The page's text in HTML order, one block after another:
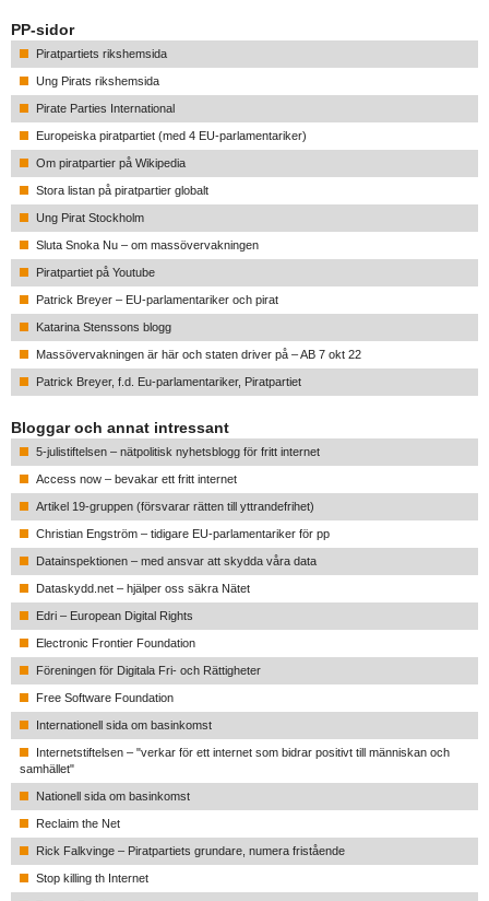
PP-sidor
Piratpartiets rikshemsida
Ung Pirats rikshemsida
Pirate Parties International
Europeiska piratpartiet (med 4 EU-parlamentariker)
Om piratpartier på Wikipedia
Stora listan på piratpartier globalt
Ung Pirat Stockholm
Sluta Snoka Nu – om massövervakningen
Piratpartiet på Youtube
Patrick Breyer – EU-parlamentariker och pirat
Katarina Stenssons blogg
Massövervakningen är här och staten driver på – AB 7 okt 22
Patrick Breyer, f.d. Eu-parlamentariker, Piratpartiet
Bloggar och annat intressant
5-julistiftelsen – nätpolitisk nyhetsblogg för fritt internet
Access now – bevakar ett fritt internet
Artikel 19-gruppen (försvarar rätten till yttrandefrihet)
Christian Engström – tidigare EU-parlamentariker för pp
Datainspektionen – med ansvar att skydda våra data
Dataskydd.net – hjälper oss säkra Nätet
Edri – European Digital Rights
Electronic Frontier Foundation
Föreningen för Digitala Fri- och Rättigheter
Free Software Foundation
Internationell sida om basinkomst
Internetstiftelsen – "verkar för ett internet som bidrar positivt till människan och
samhället"
Nationell sida om basinkomst
Reclaim the Net
Rick Falkvinge – Piratpartiets grundare, numera fristående
Stop killing th Internet